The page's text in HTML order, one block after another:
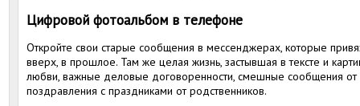
Цифровой фотоальбом в телефоне
Откройте свои старые сообщения в мессенджерах, которые
вверх, в прошлое. Там же целая жизнь, застывшая в тексте и
любви, важные деловые договоренности, смешные сообщения от
поздравления с праздниками от родственников.